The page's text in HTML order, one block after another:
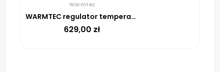
Warmtec
WARMTEC regulator temperatury ITS (czarny)
629,00 zł